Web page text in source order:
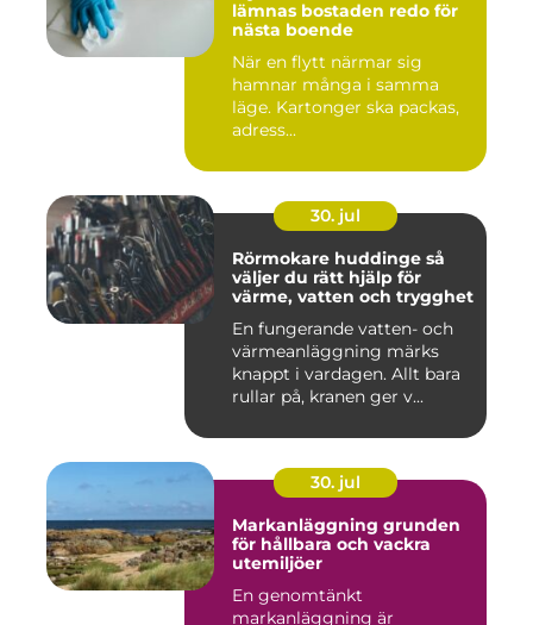
lämnas bostaden redo för
nästa boende
När en flytt närmar sig
hamnar många i samma
läge. Kartonger ska packas,
adress...
30. jul
Rörmokare huddinge så
väljer du rätt hjälp för
värme, vatten och trygghet
En fungerande vatten- och
värmeanläggning märks
knappt i vardagen. Allt bara
rullar på, kranen ger v...
30. jul
Markanläggning grunden
för hållbara och vackra
utemiljöer
En genomtänkt
markanläggning är